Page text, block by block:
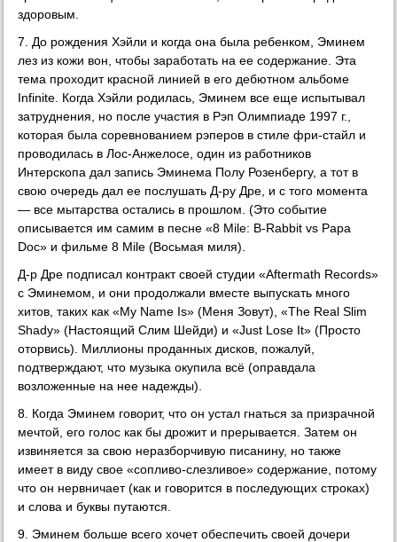
здоровым.
7. До рождения Хэйли и когда она была ребенком, Эминем
лез из кожи вон, чтобы заработать на ее содержание. Эта
тема проходит красной линией в его дебютном альбоме
Infinite. Когда Хэйли родилась, Эминем все еще испытывал
затруднения, но после участия в Рэп Олимпиаде 1997 г.,
которая была соревнованием рэперов в стиле фри-стайл и
проводилась в Лос-Анжелосе, один из работников
Интерскопа дал запись Эминема Полу Розенбергу, а тот в
свою очередь дал ее послушать Д-ру Дре, и с того момента
— все мытарства остались в прошлом. (Это событие
описывается им самим в песне «8 Mile: B-Rabbit vs Papa
Doc» и фильме 8 Mile (Восьмая миля).
Д-р Дре подписал контракт своей студии «Aftermath Records»
с Эминемом, и они продолжали вместе выпускать много
хитов, таких как «My Name Is» (Меня Зовут), «The Real Slim
Shady» (Настоящий Слим Шейди) и «Just Lose It» (Просто
оторвись). Миллионы проданных дисков, пожалуй,
подтверждают, что музыка окупила всё (оправдала
возложенные на нее надежды).
8. Когда Эминем говорит, что он устал гнаться за призрачной
мечтой, его голос как бы дрожит и прерывается. Затем он
извиняется за свою неразборчивую писанину, но также
имеет в виду свое «сопливо-слезливое» содержание, потому
что он нервничает (как и говорится в последующих строках)
и слова и буквы путаются.
9. Эминем больше всего хочет обеспечить своей дочери